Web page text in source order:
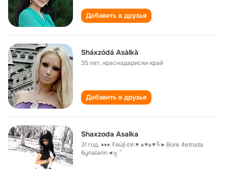
Добавить в друзья
Sháxzódá Asàlkà
35 лет,краснадариски край
Добавить в друзья
Shaxzoda Asalka
31 год,♦♦♦.Ŧลώ∫‹٤ท.♥ ๑♥๑♥╚►Bore 4etroda
6ynalarin◄╗ °